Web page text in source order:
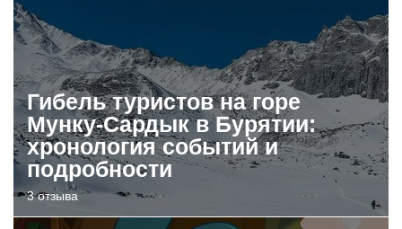
Гибель туристов на горе
Мунку-Сардык в Бурятии:
хронология событий и
подробности
3 отзыва